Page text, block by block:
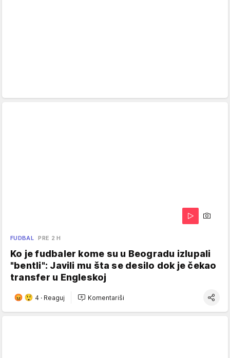
FUDBAL PRE 2 H
Ko je fudbaler kome su u Beogradu izlupali
"bentli": Javili mu šta se desilo dok je čekao
transfer u Engleskoj
4 · Reaguj Komentariši